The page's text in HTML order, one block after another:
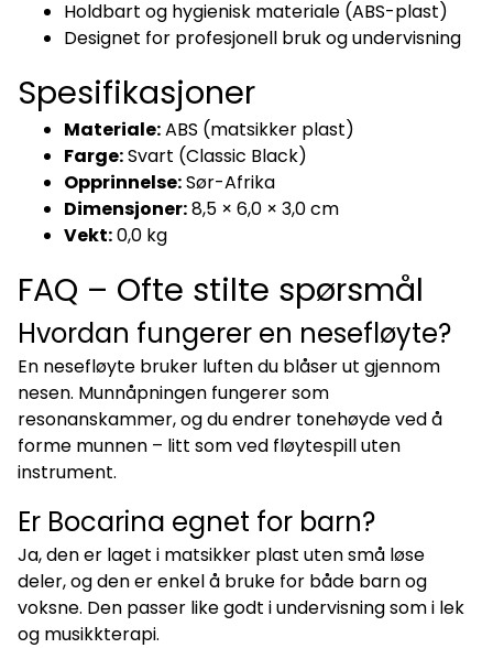
Holdbart og hygienisk materiale (ABS-plast)
Designet for profesjonell bruk og undervisning
Spesifikasjoner
Materiale:ABS (matsikker plast)
Farge:Svart (Classic Black)
Opprinnelse:Sør-Afrika
Dimensjoner:8,5 × 6,0 × 3,0 cm
Vekt:0,0 kg
FAQ – Ofte stilte spørsmål
Hvordan fungerer en nesefløyte?
En nesefløyte bruker luften du blåser ut gjennom
nesen. Munnåpningen fungerer som
resonanskammer, og du endrer tonehøyde ved å
forme munnen – litt som ved fløytespill uten
instrument.
Er Bocarina egnet for barn?
Ja, den er laget i matsikker plast uten små løse
deler, og den er enkel å bruke for både barn og
voksne. Den passer like godt i undervisning som i lek
og musikkterapi.